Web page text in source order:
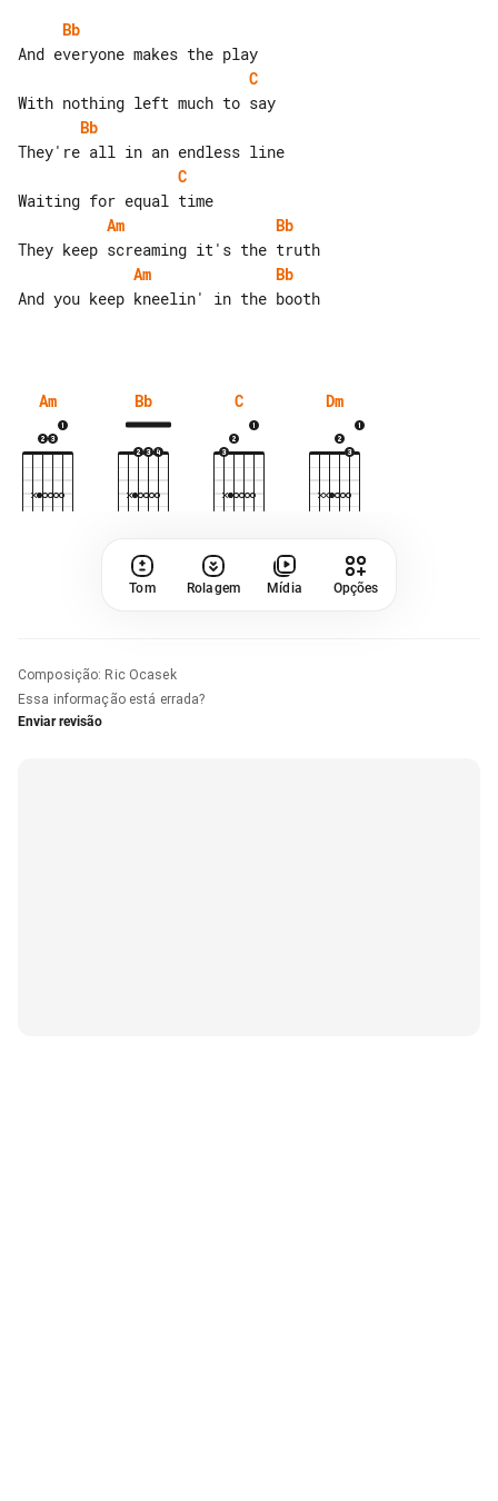
Bb
C
Bb
C
Am
Bb
Am
Bb
And you keep kneelin' in the booth
Am Bb C Dm
Tom Rolagem Mídia Opções
Composição: Ric Ocasek
Essa informação está errada?
Enviar revisão